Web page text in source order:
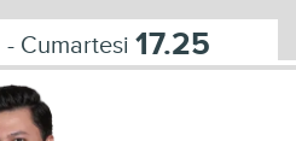
- Cumartesi 17.25